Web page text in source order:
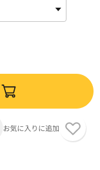
お気に入りに追加